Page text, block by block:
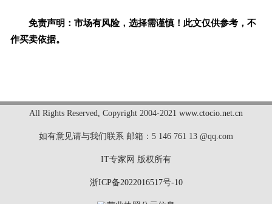
免责声明：市场有风险，选择需谨慎！此文仅供参考，不
作买卖依据。
All Rights Reserved, Copyright 2004-2021 www.ctocio.net.cn
如有意见请与我们联系 邮箱：5 146 761 13 @qq.com
IT专家网 版权所有
浙ICP备2022016517号-10